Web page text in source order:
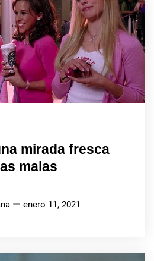
mirada fresca
malas
enero 11, 2021